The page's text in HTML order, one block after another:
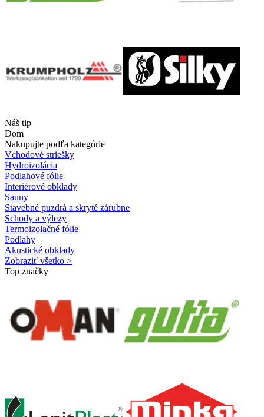
Náš tip
Dom
Nakupujte podľa kategórie
Vchodové striešky
Hydroizolácia
Podlahové fólie
Interiérové obklady
Sauny
Stavebné puzdrá a skryté zárubne
Schody a výlezy
Termoizolačné fólie
Podlahy
Akustické obklady
Zobraziť všetko >
Top značky